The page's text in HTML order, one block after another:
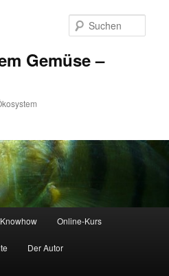
Gemüse –
Knowhow Online-Kurs
Der Autor